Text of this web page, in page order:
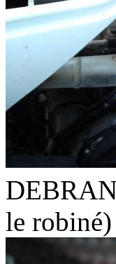
le robiné)